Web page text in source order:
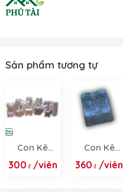
Sản phẩm tương tự
Con Kê
Bê Tông -
Con Kê
300 /viên
Con Kê
Bê Tông
15/20F
360 /viên